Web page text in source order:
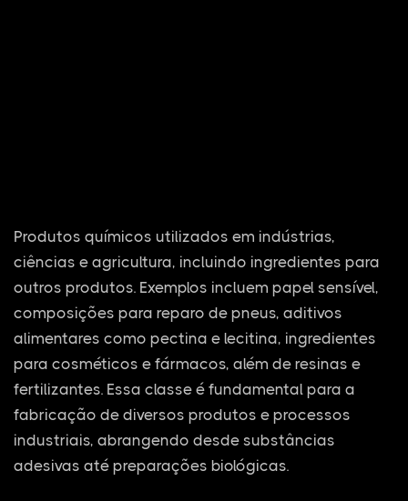
Produtos químicos utilizados em indústrias,
ciências e agricultura, incluindo ingredientes para
outros produtos. Exemplos incluem papel sensível,
composições para reparo de pneus, aditivos
alimentares como pectina e lecitina, ingredientes
para cosméticos e fármacos, além de resinas e
fertilizantes. Essa classe é fundamental para a
fabricação de diversos produtos e processos
industriais, abrangendo desde substâncias
adesivas até preparações biológicas.